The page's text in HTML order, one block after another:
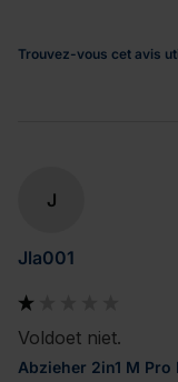
Trouvez-vous cet avis
J
Jla001
Voldoet niet.
Abzieher 2in1 M Pro